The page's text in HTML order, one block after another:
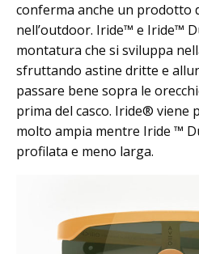
conferma anche un prodotto
nell’outdoor. Iride™ e Iride™
montatura che si sviluppa
sfruttando astine dritte e
passare bene sopra le
prima del casco. Iride® viene
molto ampia mentre Iride ™
profilata e meno larga.